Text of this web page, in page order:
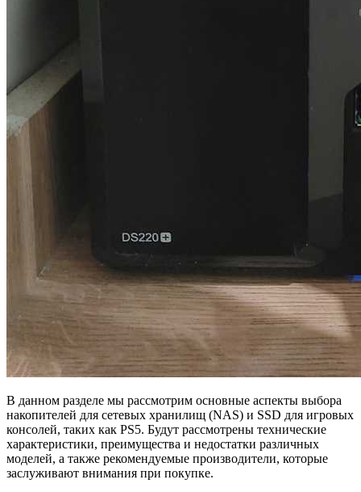
В данном разделе мы рассмотрим основные аспекты выбора
накопителей для сетевых хранилищ (NAS) и SSD для игровых
консолей, таких как PS5. Будут рассмотрены технические
характеристики, преимущества и недостатки различных
моделей, а также рекомендуемые производители, которые
заслуживают внимания при покупке.